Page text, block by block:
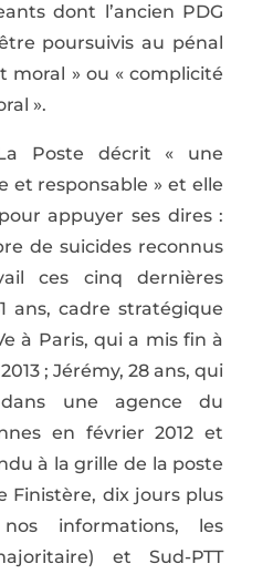
dont l’ancien PDG
poursuivis au pénal
moral » ou « complicité
».
Poste décrit « une
et responsable » et elle
appuyer ses dires :
de suicides reconnus
ces cinq dernières
ans, cadre stratégique
à Paris, qui a mis fin à
; Jérémy, 28 ans, qui
dans une agence du
en février 2012 et
à la grille de la poste
Finistère, dix jours plus
informations, les
et Sud-PTT